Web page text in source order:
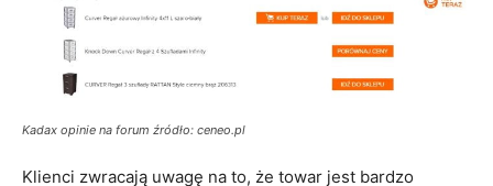
Kadax opinie na forum źródło: ceneo.pl
Klienci zwracają uwagę na to, że towar jest bardzo